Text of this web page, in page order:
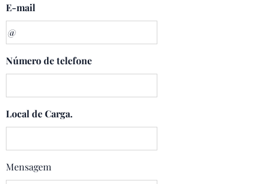
E-mail
Número de telefone
Local de Carga.
Mensagem